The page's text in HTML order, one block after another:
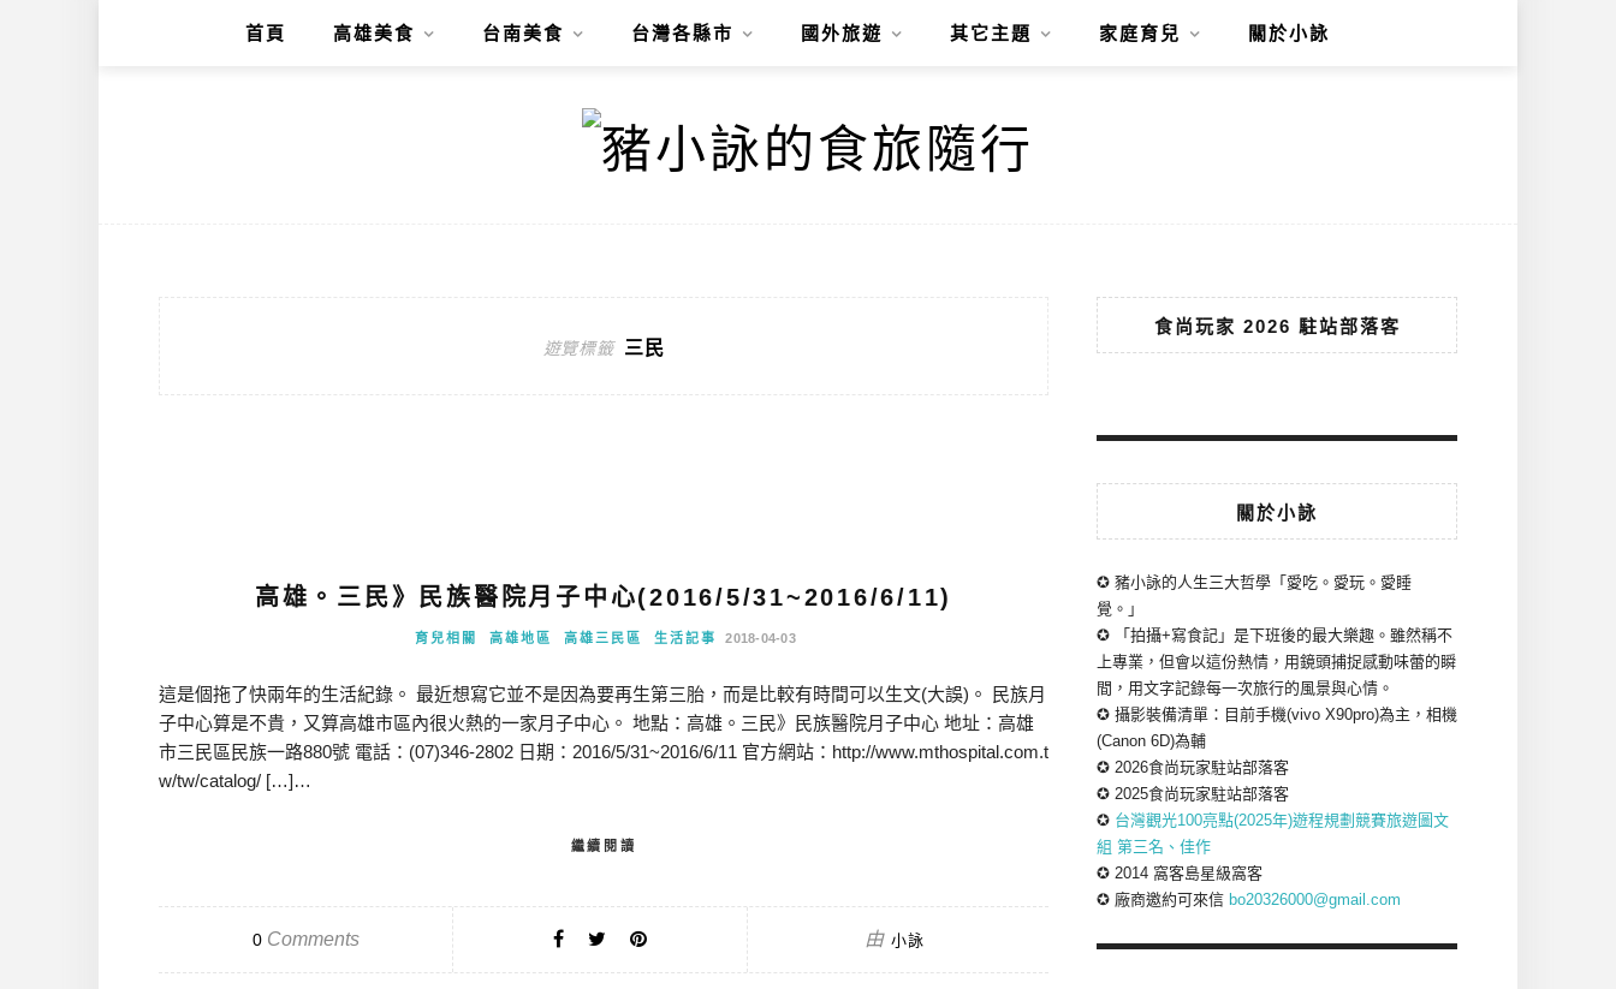
首頁 高雄美食 台南美食 台灣各縣市 國外旅遊 其它主題 家庭育兒 關於小詠
遊覽標籤 三民
高雄。三民》民族醫院月子中心(2016/5/31~2016/6/11)
育兒相關 高雄地區 高雄三民區 生活記事 2018-04-03
這是個拖了快兩年的生活紀錄。 最近想寫它並不是因為要再生第三胎，而是比較有時間可以生文(大誤)。 民族月
子中心算是不貴，又算高雄市區內很火熱的一家月子中心。 地點：高雄。三民》民族醫院月子中心 地址：高雄
市三民區民族一路880號 電話：(07)346-2802 日期：2016/5/31~2016/6/11 官方網站：http://www.mthospital.com.t
w/tw/catalog/ […]…
繼續閱讀
0Comments 由 小詠
食尚玩家 2026 駐站部落客
關於小詠
✪ 豬小詠的人生三大哲學「愛吃。愛玩。愛睡
覺。」
✪ 「拍攝+寫食記」是下班後的最大樂趣。雖然稱不
上專業，但會以這份熱情，用鏡頭捕捉感動味蕾的瞬
間，用文字記錄每一次旅行的風景與心情。
✪ 攝影裝備清單：目前手機(vivo X90pro)為主，相機
(Canon 6D)為輔
✪ 2026食尚玩家駐站部落客
✪ 2025食尚玩家駐站部落客
✪ 台灣觀光100亮點(2025年)遊程規劃競賽旅遊圖文
組 第三名、佳作
✪ 2014 窩客島星級窩客
✪ 廠商邀約可來信 bo20326000@gmail.com